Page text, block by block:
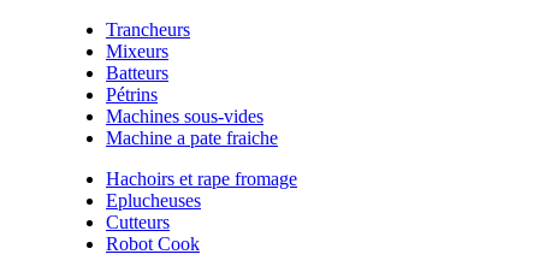
Trancheurs
Mixeurs
Batteurs
Pétrins
Machines sous-vides
Machine a pate fraiche
Hachoirs et rape fromage
Eplucheuses
Cutteurs
Robot Cook